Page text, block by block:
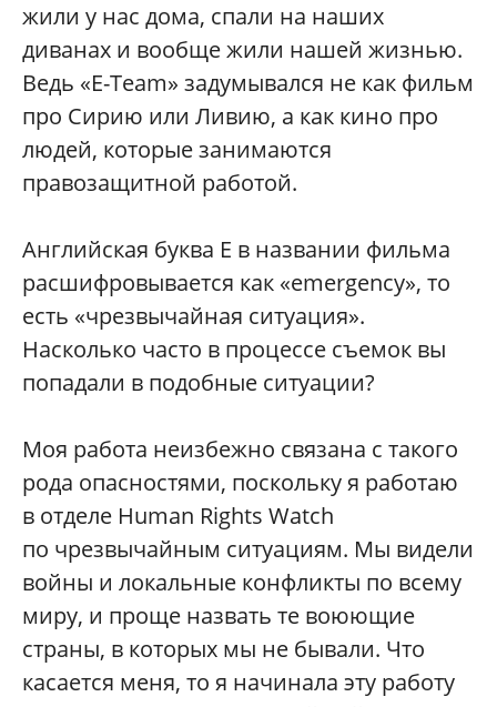
жили у нас дома, спали на наших
диванах и вообще жили нашей жизнью.
Ведь «E-Team» задумывался не как фильм
про Сирию или Ливию, а как кино про
людей, которые занимаются
правозащитной работой.
Английская буква E в названии фильма
расшифровывается как «emergency», то
есть «чрезвычайная ситуация».
Насколько часто в процессе съемок вы
попадали в подобные ситуации?
Моя работа неизбежно связана с такого
рода опасностями, поскольку я работаю
в отделе Human Rights Watch
по чрезвычайным ситуациям. Мы видели
войны и локальные конфликты по всему
миру, и проще назвать те воюющие
страны, в которых мы не бывали. Что
касается меня, то я начинала эту работу